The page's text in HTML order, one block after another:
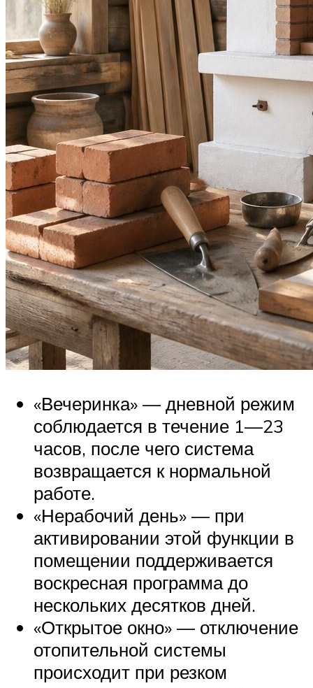
«Вечеринка» — дневной режим
соблюдается в течение 1—23
часов, после чего система
возвращается к нормальной
работе.
«Нерабочий день» — при
активировании этой функции в
помещении поддерживается
воскресная программа до
нескольких десятков дней.
«Открытое окно» — отключение
отопительной системы
происходит при резком